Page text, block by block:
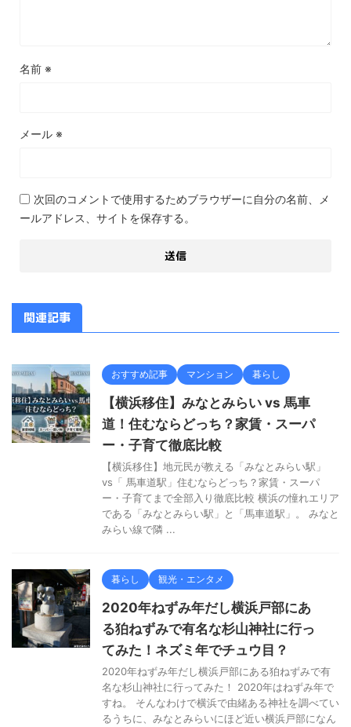
名前 ※
メール ※
次回のコメントで使用するためブラウザーに自分の名前、メ
ールアドレス、サイトを保存する。
関連記事
おすすめ記事 マンション 暮らし
【横浜移住】みなとみらい vs 馬車
道！住むならどっち？家賃・スーパ
ー・子育て徹底比較
【横浜移住】地元民が教える「みなとみらい駅」
vs「 馬車道駅」住むならどっち？家賃・スーパ
ー・子育てまで全部入り徹底比較 横浜の憧れエリア
である「みなとみらい駅」と「馬車道駅」。 みなと
みらい線で隣 ...
暮らし 観光・エンタメ
2020年ねずみ年だし横浜戸部にあ
る狛ねずみで有名な杉山神社に行っ
てみた！ネズミ年でチュウ目？
2020年ねずみ年だし横浜戸部にある狛ねずみで有
名な杉山神社に行ってみた！ 2020年はねずみ年で
すね。 そんなわけで横浜で由緒ある神社を調べてい
るうちに、みなとみらいにほど近い横浜戸部になん